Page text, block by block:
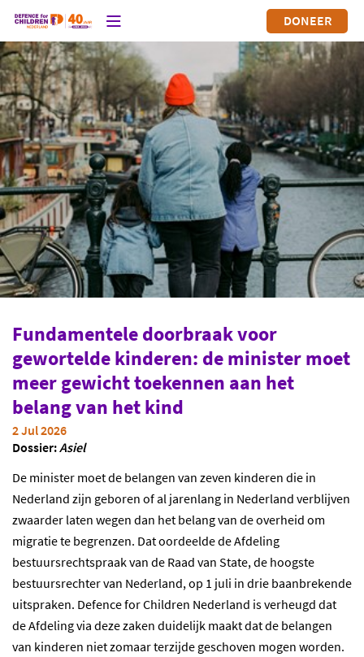
DONEER
Fundamentele doorbraak voor
gewortelde kinderen: de minister moet
meer gewicht toekennen aan het
belang van het kind
2 Jul 2026
Dossier:Asiel
De minister moet de belangen van zeven kinderen die in
Nederland zijn geboren of al jarenlang in Nederland verblijven
zwaarder laten wegen dan het belang van de overheid om
migratie te begrenzen. Dat oordeelde de Afdeling
bestuursrechtspraak van de Raad van State, de hoogste
bestuursrechter van Nederland, op 1 juli in drie baanbrekende
uitspraken. Defence for Children Nederland is verheugd dat
de Afdeling via deze zaken duidelijk maakt dat de belangen
van kinderen niet zomaar terzijde geschoven mogen worden.